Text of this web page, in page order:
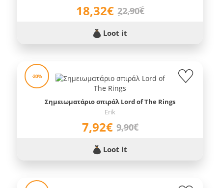
18,32€ 22,90€
Loot it
-20%
Σημειωματάριο σπιράλ Lord of The Rings
Erik
7,92€ 9,90€
Loot it